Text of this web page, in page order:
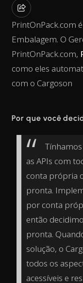
PrintOnPack.com
Embalagem. O
PrintOnPack.com,
como eles
com o Cargoson
Por que você
as APIs com
conta própria
pronta.
por conta
então
pronta.
solução, o
todos os
acessíveis e